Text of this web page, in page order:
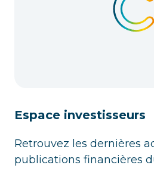
Espace investisseurs
Retrouvez les dernières
publications financières